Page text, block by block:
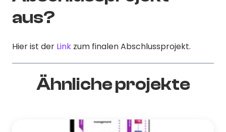
aus?
Hier ist der Link zum finalen Abschlussprojekt.
Ähnliche projekte